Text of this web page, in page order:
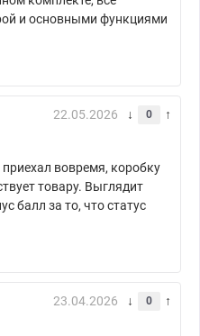
и основными функциями
22.05.2026 0
вовремя, коробку
товару. Выглядит
балл за то, что статус
23.04.2026 0